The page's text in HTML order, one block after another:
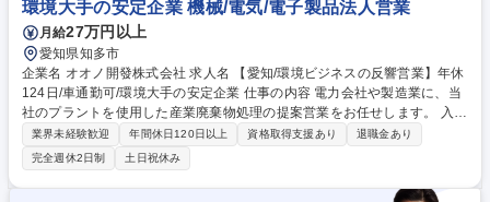
種 【名古屋】技術系オープンポジション/奨学金支援有/フレックス/各種手
当充実
環境大手の安定企業 機械/電気/電子製品法人営業
月給27万円以上
愛知県知多市
企業名 オオノ開發株式会社 求人名 【愛知/環境ビジネスの反響営業】年休
124日/車通勤可/環境大手の安定企業 仕事の内容 電力会社や製造業に、当
社のプラントを使用した産業廃棄物処理の提案営業をお任せします。 入社
後は、メンターメンティ制度で先輩社員があらゆる面でフォローしますの
でご安心ください。 ■担当顧客：電気を供給・使用する電力会社、製造
業、商業施設など多岐に渡ります。1人当たりの担当社数は、15社程度で
す。 ■営業スタイル：反響営業が中心です。流れが以下の通りです。顧客
業界未経験歓迎 年間休日120日以上 資格取得支援あり
退職金あり
完全週休2日制
土日祝休み